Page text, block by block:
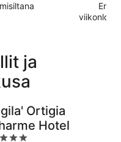
Ensi
ja
Ortigia
Hotel